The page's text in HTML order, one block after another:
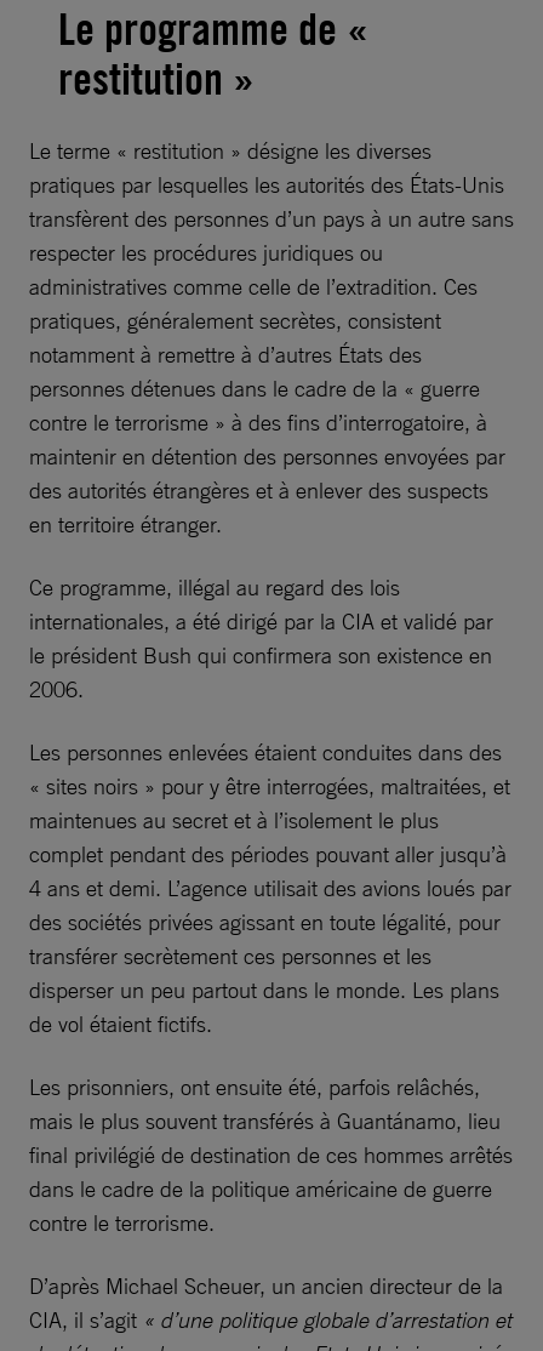
Le programme de «
restitution »
Le terme « restitution » désigne les diverses
pratiques par lesquelles les autorités des États-Unis
transfèrent des personnes d’un pays à un autre sans
respecter les procédures juridiques ou
administratives comme celle de l’extradition. Ces
pratiques, généralement secrètes, consistent
notamment à remettre à d’autres États des
personnes détenues dans le cadre de la « guerre
contre le terrorisme » à des fins d’interrogatoire, à
maintenir en détention des personnes envoyées par
des autorités étrangères et à enlever des suspects
en territoire étranger.
Ce programme, illégal au regard des lois
internationales, a été dirigé par la CIA et validé par
le président Bush qui confirmera son existence en
2006.
Les personnes enlevées étaient conduites dans des
« sites noirs » pour y être interrogées, maltraitées, et
maintenues au secret et à l’isolement le plus
complet pendant des périodes pouvant aller jusqu’à
4 ans et demi. L’agence utilisait des avions loués par
des sociétés privées agissant en toute légalité, pour
transférer secrètement ces personnes et les
disperser un peu partout dans le monde. Les plans
de vol étaient fictifs.
Les prisonniers, ont ensuite été, parfois relâchés,
mais le plus souvent transférés à Guantánamo, lieu
final privilégié de destination de ces hommes arrêtés
dans le cadre de la politique américaine de guerre
contre le terrorisme.
D’après Michael Scheuer, un ancien directeur de la
CIA, il s’agit « d’une politique globale d’arrestation et